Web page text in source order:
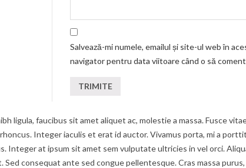
Salvează-mi numele, emailul și site-ul web în
navigator pentru data viitoare când o să
ligula, faucibus sit amet aliquet ac, molestie a massa. Fusce
Integer iaculis et erat id auctor. Vivamus porta, mi a
Integer at ipsum sit amet sem vulputate ultricies in vel orci.
consequat ante sed congue pellentesque. Cras massa purus,